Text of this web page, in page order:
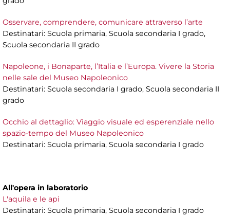
Osservare, comprendere, comunicare attraverso l’arte
Destinatari: Scuola primaria, Scuola secondaria I grado,
Scuola secondaria II grado
Napoleone, i Bonaparte, l’Italia e l’Europa. Vivere la Storia
nelle sale del Museo Napoleonico
Destinatari: Scuola secondaria I grado, Scuola secondaria II
grado
Occhio al dettaglio: Viaggio visuale ed esperenziale nello
spazio-tempo del Museo Napoleonico
Destinatari: Scuola primaria, Scuola secondaria I grado
All'opera in laboratorio
L'aquila e le api
Destinatari: Scuola primaria, Scuola secondaria I grado